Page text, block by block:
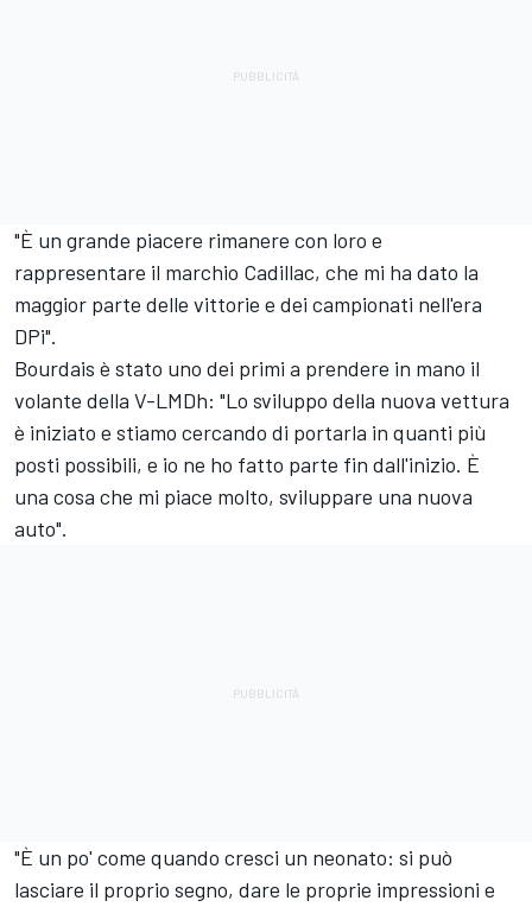
"È un grande piacere rimanere con loro e
rappresentare il marchio Cadillac, che mi ha dato la
maggior parte delle vittorie e dei campionati nell'era
DPi".
Bourdais è stato uno dei primi a prendere in mano il
volante della V-LMDh: "Lo sviluppo della nuova vettura
è iniziato e stiamo cercando di portarla in quanti più
posti possibili, e io ne ho fatto parte fin dall'inizio. È
una cosa che mi piace molto, sviluppare una nuova
auto".
"È un po' come quando cresci un neonato: si può
lasciare il proprio segno, dare le proprie impressioni e